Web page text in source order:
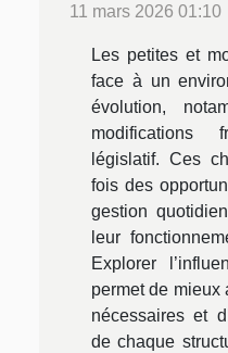
11 mars 2026 01:10
Les petites et
face à un
évolution,
modifications
législatif. Ces
fois des
gestion
leur
Explorer
permet de mieux
nécessaires et
de chaque